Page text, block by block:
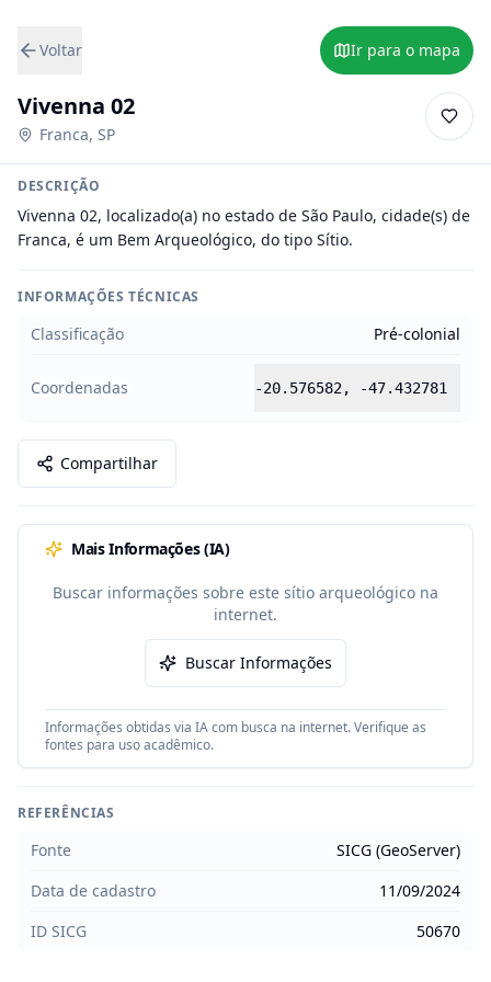
Voltar Ir para o mapa
Vivenna 02
Franca, SP
DESCRIÇÃO
Vivenna 02, localizado(a) no estado de São Paulo, cidade(s) de
Franca, é um Bem Arqueológico, do tipo Sítio.
INFORMAÇÕES TÉCNICAS
Classificação Pré-colonial
Coordenadas -20.576582, -47.432781
Compartilhar
Mais Informações (IA)
Buscar informações sobre este sítio arqueológico na
internet.
Buscar Informações
Informações obtidas via IA com busca na internet. Verifique as
fontes para uso acadêmico.
REFERÊNCIAS
Fonte
SICG (GeoServer)
Data de cadastro
11/09/2024
ID SICG
50670